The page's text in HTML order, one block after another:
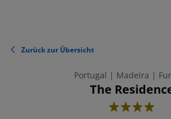
Zurück zur Übersicht
Portugal | Madeira |
The
4